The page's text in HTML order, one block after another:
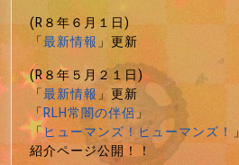
(R８年６月１日)
「最新情報」更新
(R８年５月２１日)
「最新情報」更新
「RLH常闇の伴侶」
「ヒューマンズ！ヒューマンズ！ 」
紹介ページ公開！！